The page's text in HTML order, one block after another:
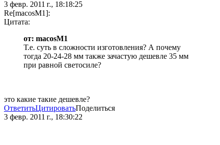
3 февр. 2011 г., 18:18:25
Re[macosM1]:
Цитата:
от: macosM1
Т.е. суть в сложности изготовления? А почему
тогда 20-24-28 мм также зачастую дешевле 35 мм
при равной светосиле?
это какие такие дешевле?
ОтветитьЦитироватьПоделиться
3 февр. 2011 г., 18:30:22